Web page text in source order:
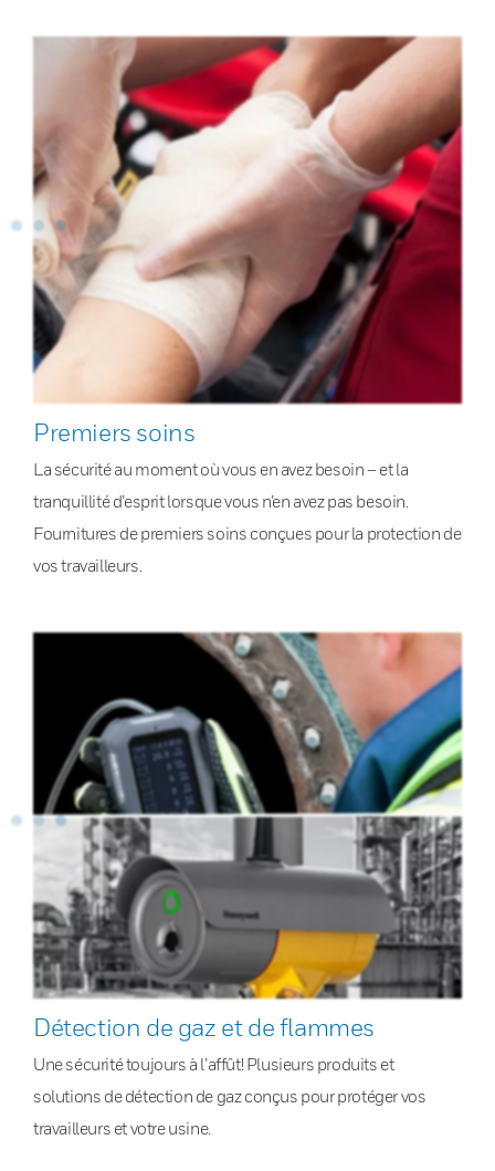
Premiers soins
La sécurité au moment où vous en avez besoin – et la
tranquillité d’esprit lorsque vous n’en avez pas besoin.
Fournitures de premiers soins conçues pour la protection de
vos travailleurs.
Détection de gaz et de flammes
Une sécurité toujours à l’affût! Plusieurs produits et
solutions de détection de gaz conçus pour protéger vos
travailleurs et votre usine.